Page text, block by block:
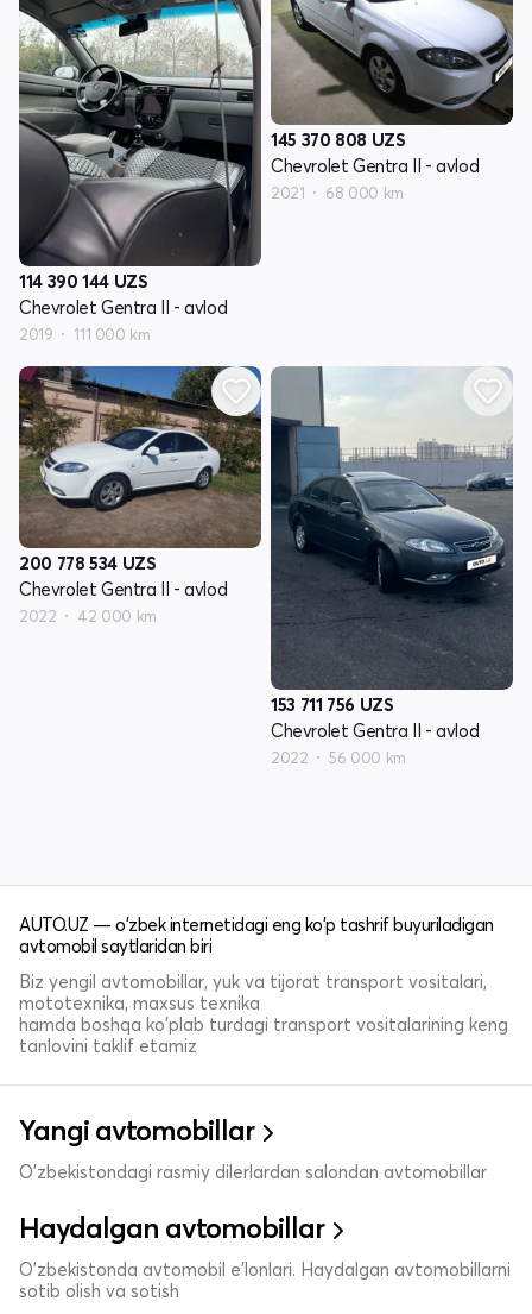
114 390 144 UZS
Chevrolet Gentra II - avlod
2019 111 000 km
145 370 808 UZS
Chevrolet Gentra II - avlod
2021 68 000 km
200 778 534 UZS
Chevrolet Gentra II - avlod
2022 42 000 km
153 711 756 UZS
Chevrolet Gentra II - avlod
2022 56 000 km
AUTO.UZ — o'zbek internetidagi eng ko'p tashrif buyuriladigan
avtomobil saytlaridan biri
Biz yengil avtomobillar, yuk va tijorat transport vositalari,
mototexnika, maxsus texnika
hamda boshqa ko'plab turdagi transport vositalarining keng
tanlovini taklif etamiz
Yangi avtomobillar
O'zbekistondagi rasmiy dilerlardan salondan avtomobillar
Haydalgan avtomobillar
O'zbekistonda avtomobil e’lonlari. Haydalgan avtomobillarni
sotib olish va sotish